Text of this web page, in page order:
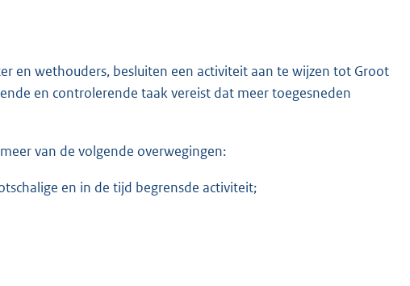
en wethouders, besluiten een activiteit aan te wijzen tot Groot
en controlerende taak vereist dat meer toegesneden
van de volgende overwegingen:
en in de tijd begrensde activiteit;